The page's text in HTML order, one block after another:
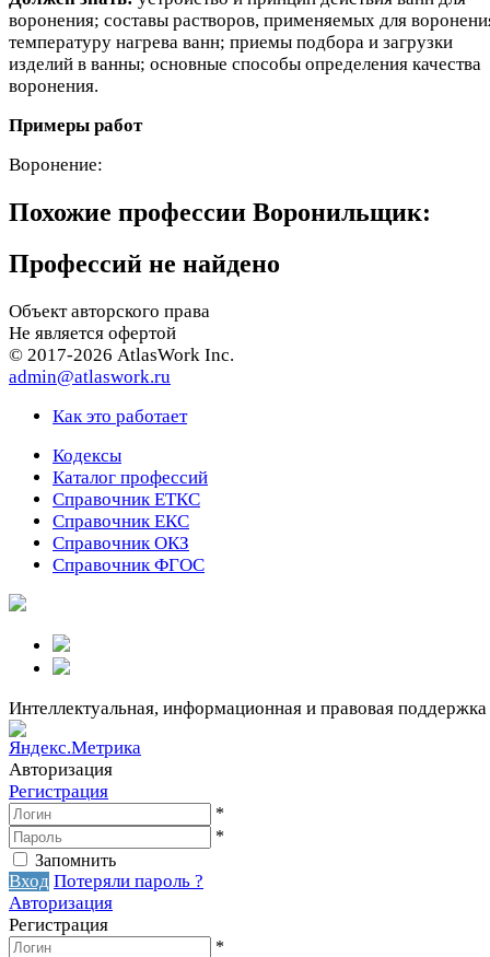
воронения; составы растворов, применяемых для
температуру нагрева ванн; приемы подбора и загрузки
изделий в ванны; основные способы определения качества
воронения.
Примеры работ
Воронение:
Похожие профессии Воронильщик:
Профессий не найдено
Объект авторского права
Не является офертой
© 2017-2026 AtlasWork Inc.
admin@atlaswork.ru
Как это работает
Кодексы
Каталог профессий
Справочник ЕТКС
Справочник ЕКС
Справочник ОКЗ
Справочник ФГОС
Интеллектуальная, информационная и правовая поддержка
Авторизация
Регистрация
*
*
Запомнить
Вход Потеряли пароль ?
Авторизация
Регистрация
*